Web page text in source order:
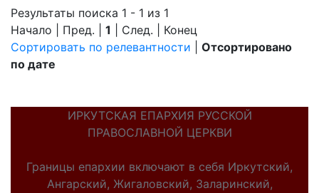
Результаты поиска 1 - 1 из 1
Начало | Пред. | 1 | След. | Конец
Сортировать по релевантности
Отсортировано
по дате
ИРКУТСКАЯ ЕПАРХИЯ РУССКОЙ
ПРАВОСЛАВНОЙ ЦЕРКВИ
Границы епархии включают в себя Иркутский,
Ангарский, Жигаловский, Заларинский,